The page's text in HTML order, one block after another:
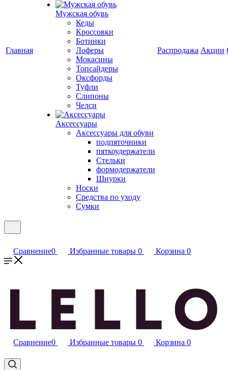
Главная
Мужская обувь
Кеды
Кроссовки
Ботинки
Лоферы
Мокасины
Топсайдеры
Оксфорды
Туфли
Слипоны
Челси
Аксессуары
Аксессуары для обуви
подпяточники
пяткоудержатели
Стельки
формодержатели
Шнурки
Носки
Средства по уходу
Сумки
Распродажа Акции
Сравнение0 Избранные товары 0 Корзина 0
Сравнение0 Избранные товары 0 Корзина 0